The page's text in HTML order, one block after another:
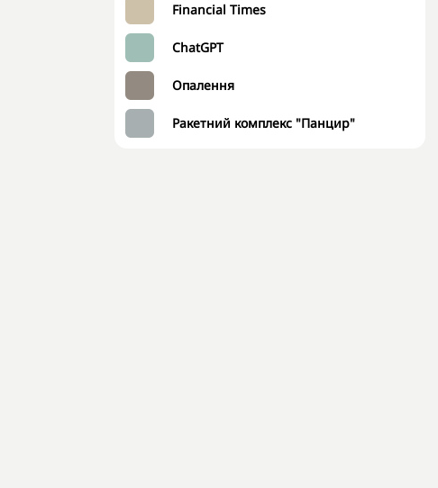
Financial Times
ChatGPT
Опалення
Ракетний комплекс "Панцир"